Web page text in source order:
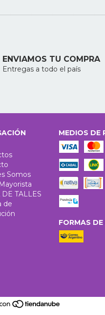
ENVIAMOS TU COMPRA
Entregas a todo el país
Somos
TALLES
de
MEDIOS DE
FORMAS DE